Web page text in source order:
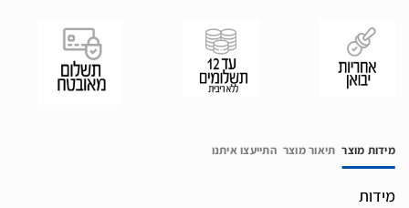
מידות מוצר תיאור מוצר התייעצו איתנו
מידות